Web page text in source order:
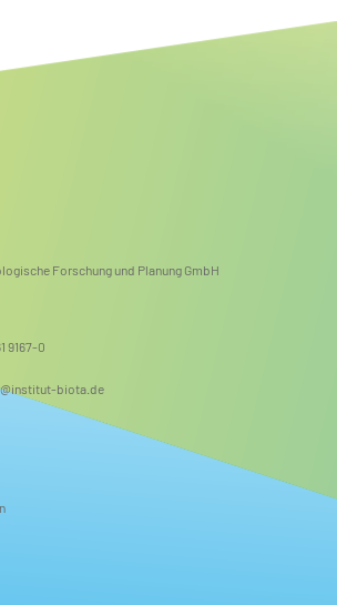
Forschung und Planung GmbH
9167-0
biota.de